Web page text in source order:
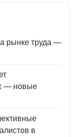
рынке труда —
— новые
в